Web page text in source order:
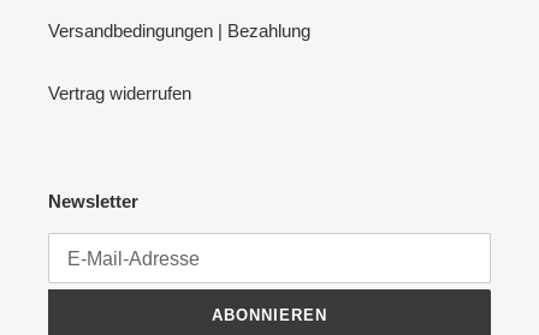
Versandbedingungen | Bezahlung
Vertrag widerrufen
Newsletter
ABONNIEREN